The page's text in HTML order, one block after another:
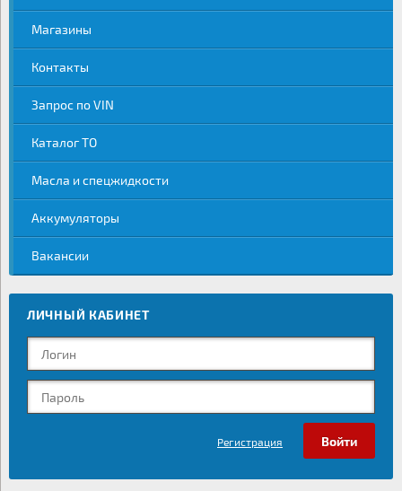
Магазины
Контакты
Запрос по VIN
Каталог ТО
Масла и спецжидкости
Аккумуляторы
Вакансии
ЛИЧНЫЙ КАБИНЕТ
Регистрация